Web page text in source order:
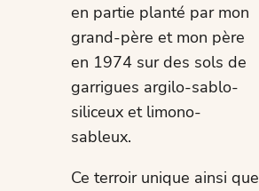
en partie planté par mon
grand-père et mon père
en 1974 sur des sols de
garrigues argilo-sablo-
siliceux et limono-
sableux.
Ce terroir unique ainsi que